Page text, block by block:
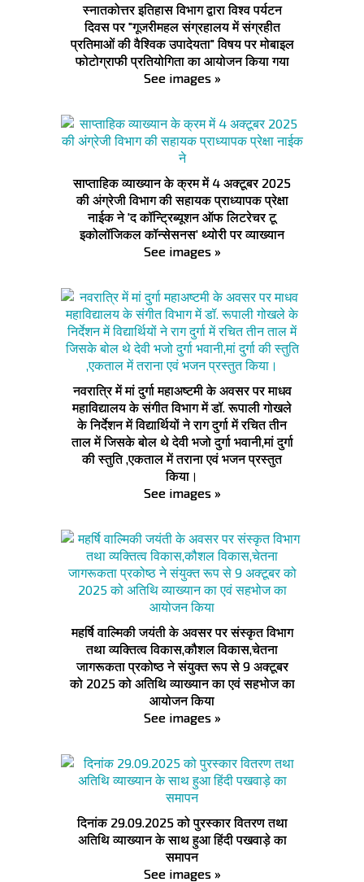
स्नातकोत्तर इतिहास विभाग द्वारा विश्व पर्यटन
दिवस पर "गूजरीमहल संग्रहालय में संग्रहीत
प्रतिमाओं की वैश्विक उपादेयता" विषय पर मोबाइल
फोटोग्राफी प्रतियोगिता का आयोजन किया गया
See images »
साप्ताहिक व्याख्यान के क्रम में 4 अक्टूबर 2025
की अंग्रेजी विभाग की सहायक प्राध्यापक प्रेक्षा
नाईक ने 'द कॉन्ट्रिब्यूशन ऑफ लिटरेचर टू
इकोलॉजिकल कॉन्सेसनस' थ्योरी पर व्याख्यान
See images »
नवरात्रि में मां दुर्गा महाअष्टमी के अवसर पर माधव
महाविद्यालय के संगीत विभाग में डॉ. रूपाली गोखले
के निर्देशन में विद्यार्थियों ने राग दुर्गा में रचित तीन
ताल में जिसके बोल थे देवी भजो दुर्गा भवानी,मां दुर्गा
की स्तुति ,एकताल में तराना एवं भजन प्रस्तुत
किया।
See images »
महर्षि वाल्मिकी जयंती के अवसर पर संस्कृत विभाग
तथा व्यक्तित्व विकास,कौशल विकास,चेतना
जागरूकता प्रकोष्ठ ने संयुक्त रूप से 9 अक्टूबर
को 2025 को अतिथि व्याख्यान का एवं सहभोज का
आयोजन किया
See images »
दिनांक 29.09.2025 को पुरस्कार वितरण तथा
अतिथि व्याख्यान के साथ हुआ हिंदी पखवाड़े का
समापन
See images »